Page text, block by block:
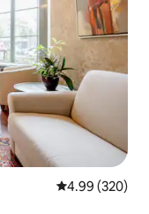
從 320 則評價
4.99 (320)